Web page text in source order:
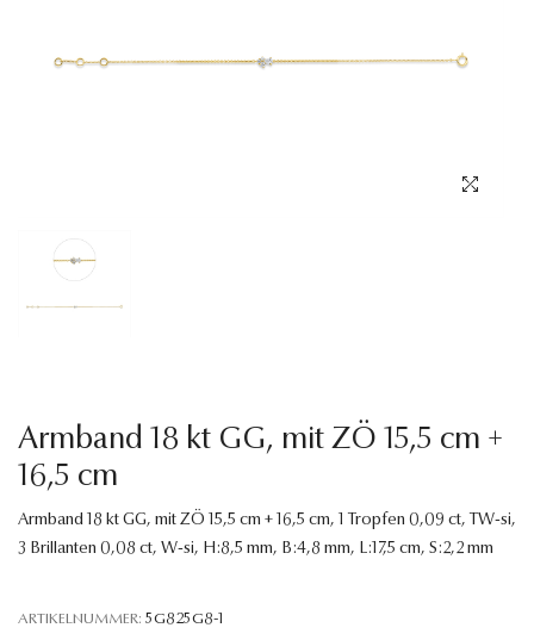
Armband 18 kt GG, mit ZÖ 15,5 cm +
16,5 cm
Armband 18 kt GG, mit ZÖ 15,5 cm + 16,5 cm, 1 Tropfen 0,09 ct, TW-si,
3 Brillanten 0,08 ct, W-si, H:8,5 mm, B:4,8 mm, L:17,5 cm, S:2,2 mm
ARTIKELNUMMER: 5G825G8-1